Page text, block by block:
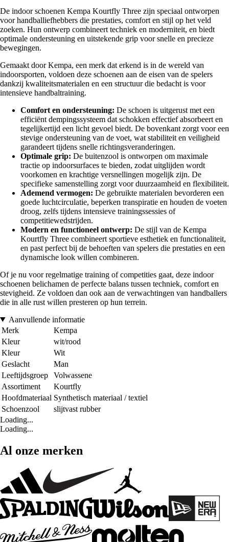
De indoor schoenen Kempa Kourtfly Three zijn speciaal ontworpen
voor handballiefhebbers die prestaties, comfort en stijl op het veld
zoeken. Hun ontwerp combineert techniek en moderniteit, en biedt
optimale ondersteuning en uitstekende grip voor snelle en precieze
bewegingen.
Gemaakt door Kempa, een merk dat erkend is in de wereld van
indoorsporten, voldoen deze schoenen aan de eisen van de spelers
dankzij kwaliteitsmaterialen en een structuur die bedacht is voor
intensieve handbaltraining.
Comfort en ondersteuning: De schoen is uitgerust met een
efficiënt dempingssysteem dat schokken effectief absorbeert en
tegelijkertijd een licht gevoel biedt. De bovenkant zorgt voor een
stevige ondersteuning van de voet, wat stabiliteit en veiligheid
garandeert tijdens snelle richtingsveranderingen.
Optimale grip: De buitenzool is ontworpen om maximale
tractie op indoorsurfaces te bieden, zodat uitglijden wordt
voorkomen en krachtige versnellingen mogelijk zijn. De
specifieke samenstelling zorgt voor duurzaamheid en flexibiliteit.
Ademend vermogen: De gebruikte materialen bevorderen een
goede luchtcirculatie, beperken transpiratie en houden de voeten
droog, zelfs tijdens intensieve trainingssessies of
competitiewedstrijden.
Modern en functioneel ontwerp: De stijl van de Kempa
Kourtfly Three combineert sportieve esthetiek en functionaliteit,
en past perfect bij de behoeften van spelers die prestaties en een
dynamische look willen combineren.
Of je nu voor regelmatige training of competities gaat, deze indoor
schoenen belichamen de perfecte balans tussen techniek, comfort en
stevigheid. Ze voldoen dan ook aan de verwachtingen van handballers
die in alle rust willen presteren op hun terrein.
Aanvullende informatie
Merk
Kempa
Kleur
wit/rood
Kleur
Wit
Geslacht
Man
Leeftijdsgroep
Volwassene
Assortiment
Kourtfly
Hoofdmateriaal Synthetisch materiaal / textiel
Schoenzool
slijtvast rubber
Loading...
Loading...
Al onze merken